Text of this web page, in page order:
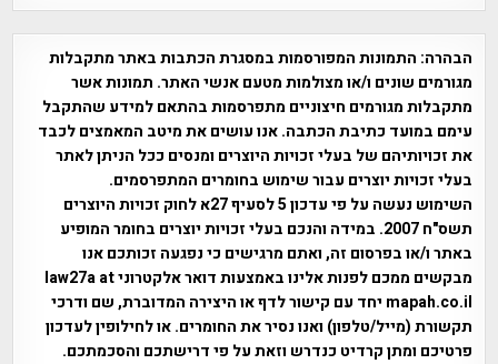
הבהרה: התמונות המפורסמות במסגרת הכתבות באתר מתקבלות
מגורמים שונים ו/או מצולמות מטעם אנשי האתר. תמונות אשר
מתקבלות מגורמים חיצוניים מתפרסמות בהתאם למידע שהתקבל
עימם במועד כתיבת הכתבה. אנו עושים את מיטב המאמצים לכבד
את זכויותיהם של בעלי זכויות היוצרים ומנסים ככל הניתן לאתר
בעלי זכויות יוצרים עבור שימוש בחומרים המתפרסמים.
השימוש נעשה על פי עדכון 5 לסעיף 27א לחוק זכויות היוצרים
תשס"ח 2007. במידה והנכם בעלי זכויות יוצרים בחומר המופיע
באתר ו/או בפרסום זה, ואתם מרגישים כי נפגעה זכותכם אנו
מבקשים ממכם לפנות אלינו באמצעות דואר אלקטרוני law27a at
mapah.co.il יחד עם קישור לדף או היצירה המדוברת, שם ודרכי
תקשורת (מייל/טלפון) ואנו נסיר את החומרים. או לחילופין לעדכון
פרטיכם ומתן קרדיט כנדרש וזאת על פי דרישתכם והסכמתכם.